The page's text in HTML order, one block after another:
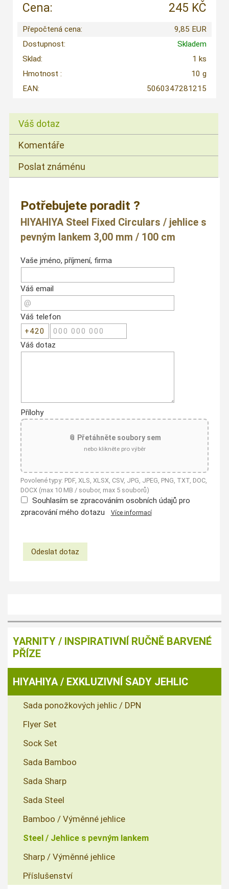
Cena: 245 KČ
Přepočtená cena:
9,85 EUR
Dostupnost:
Skladem
Sklad:
1 ks
Hmotnost :
10 g
EAN:
5060347281215
Váš dotaz
Komentáře
Poslat známénu
Potřebujete poradit ?
HIYAHIYA Steel Fixed Circulars / jehlice s
pevným lankem 3,00 mm / 100 cm
Vaše jméno, příjmení, firma
Váš email
Váš telefon
Váš dotaz
Přílohy
📎 Přetáhněte soubory sem
nebo klikněte pro výběr
Povolené typy: PDF, XLS, XLSX, CSV, JPG, JPEG, PNG, TXT, DOC,
DOCX (max 10 MB / soubor, max 5 souborů)
Souhlasím se zpracováním osobních údajů pro
zpracování mého dotazu
Více informací
YARNITY / INSPIRATIVNÍ RUČNĚ BARVENÉ
PŘÍZE
HIYAHIYA / EXKLUZIVNÍ SADY JEHLIC
Sada ponožkových jehlic / DPN
Flyer Set
Sock Set
Sada Bamboo
Sada Sharp
Sada Steel
Bamboo / Výměnné jehlice
Steel / Jehlice s pevným lankem
Sharp / Výměnné jehlice
Příslušenství